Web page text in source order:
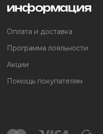
информация
Оплата и доставка
Программа лояльности
Акции
Помощь покупателям